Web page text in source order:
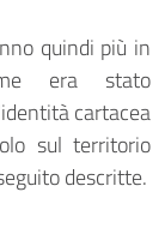
quindi più in
era stato
cartacea
sul territorio
descritte.